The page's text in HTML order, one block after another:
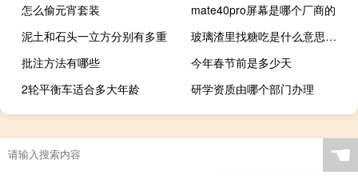
怎么偷元宵套装
mate40pro屏幕是哪个厂商的
泥土和石头一立方分别有多重
玻璃渣里找糖吃是什么意思什么梗
批注方法有哪些
今年春节前是多少天
2轮平衡车适合多大年龄
研学资质由哪个部门办理
☚